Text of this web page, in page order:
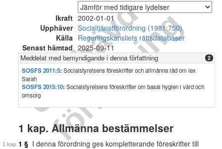
U
p
p
h
ä
v
d
f
ö
r
f
a
t
t
n
i
n
g
Ikraft 2002-01-01
Upphäver Socialtjänstförordning (1981:750)
Källa Regeringskansliets rättsdatabaser
Senast hämtad 2025-09-11
Meddelat med bemyndigande i denna författning 2
SOSFS 2011:5: Socialstyrelsens föreskrifter och allmänna råd om lex
Sarah
SOSFS 2015:10: Socialstyrelsens föreskrifter om basal hygien i vård och
omsorg
1 kap. Allmänna bestämmelser
1 § I denna förordning ges kompletterande föreskrifter till